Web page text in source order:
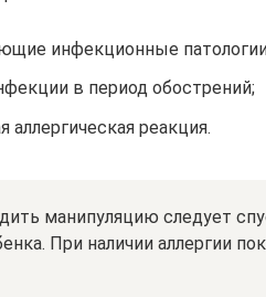
инфекционные
в период обострений;
аллергическая реакция.
манипуляцию следует
При наличии аллергии